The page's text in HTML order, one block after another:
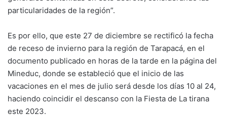
particularidades de la región”.
Es por ello, que este 27 de diciembre se rectificó la fecha
de receso de invierno para la región de Tarapacá, en el
documento publicado en horas de la tarde en la página del
Mineduc, donde se estableció que el inicio de las
vacaciones en el mes de julio será desde los días 10 al 24,
haciendo coincidir el descanso con la Fiesta de La tirana
este 2023.